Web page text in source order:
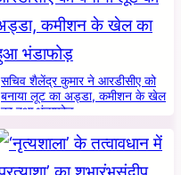
सचिव शैलेंद्र कुमार ने आरडीसीए को
बनाया लूट का अड्डा, कमीशन के खेल
का हुआ भंडाफोड़